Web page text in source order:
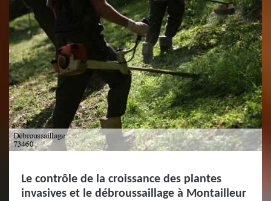
Le contrôle de la croissance des plantes
invasives et le débroussaillage à Montailleur